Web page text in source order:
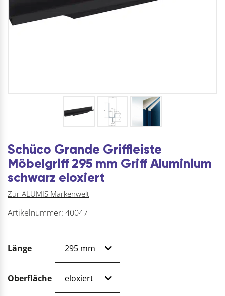
Schüco Grande Griffleiste
Möbelgriff 295 mm Griff Aluminium
schwarz eloxiert
Zur ALUMIS Markenwelt
Artikelnummer: 40047
Länge
Oberfläche